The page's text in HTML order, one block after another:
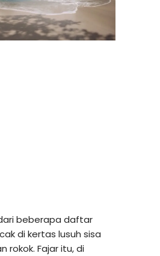
beberapa daftar
di kertas lusuh sisa
rokok. Fajar itu, di